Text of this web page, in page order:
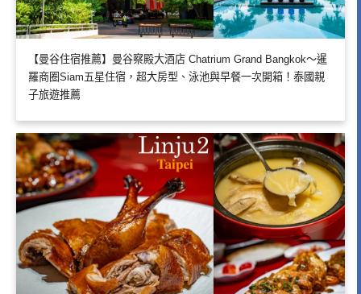
【曼谷住宿推薦】曼谷察殿大酒店 Chatrium Grand Bangkok～暹
羅商圈Siam五星住宿，超大房型、泳池與早餐一次開箱！泰國親
子旅遊推薦